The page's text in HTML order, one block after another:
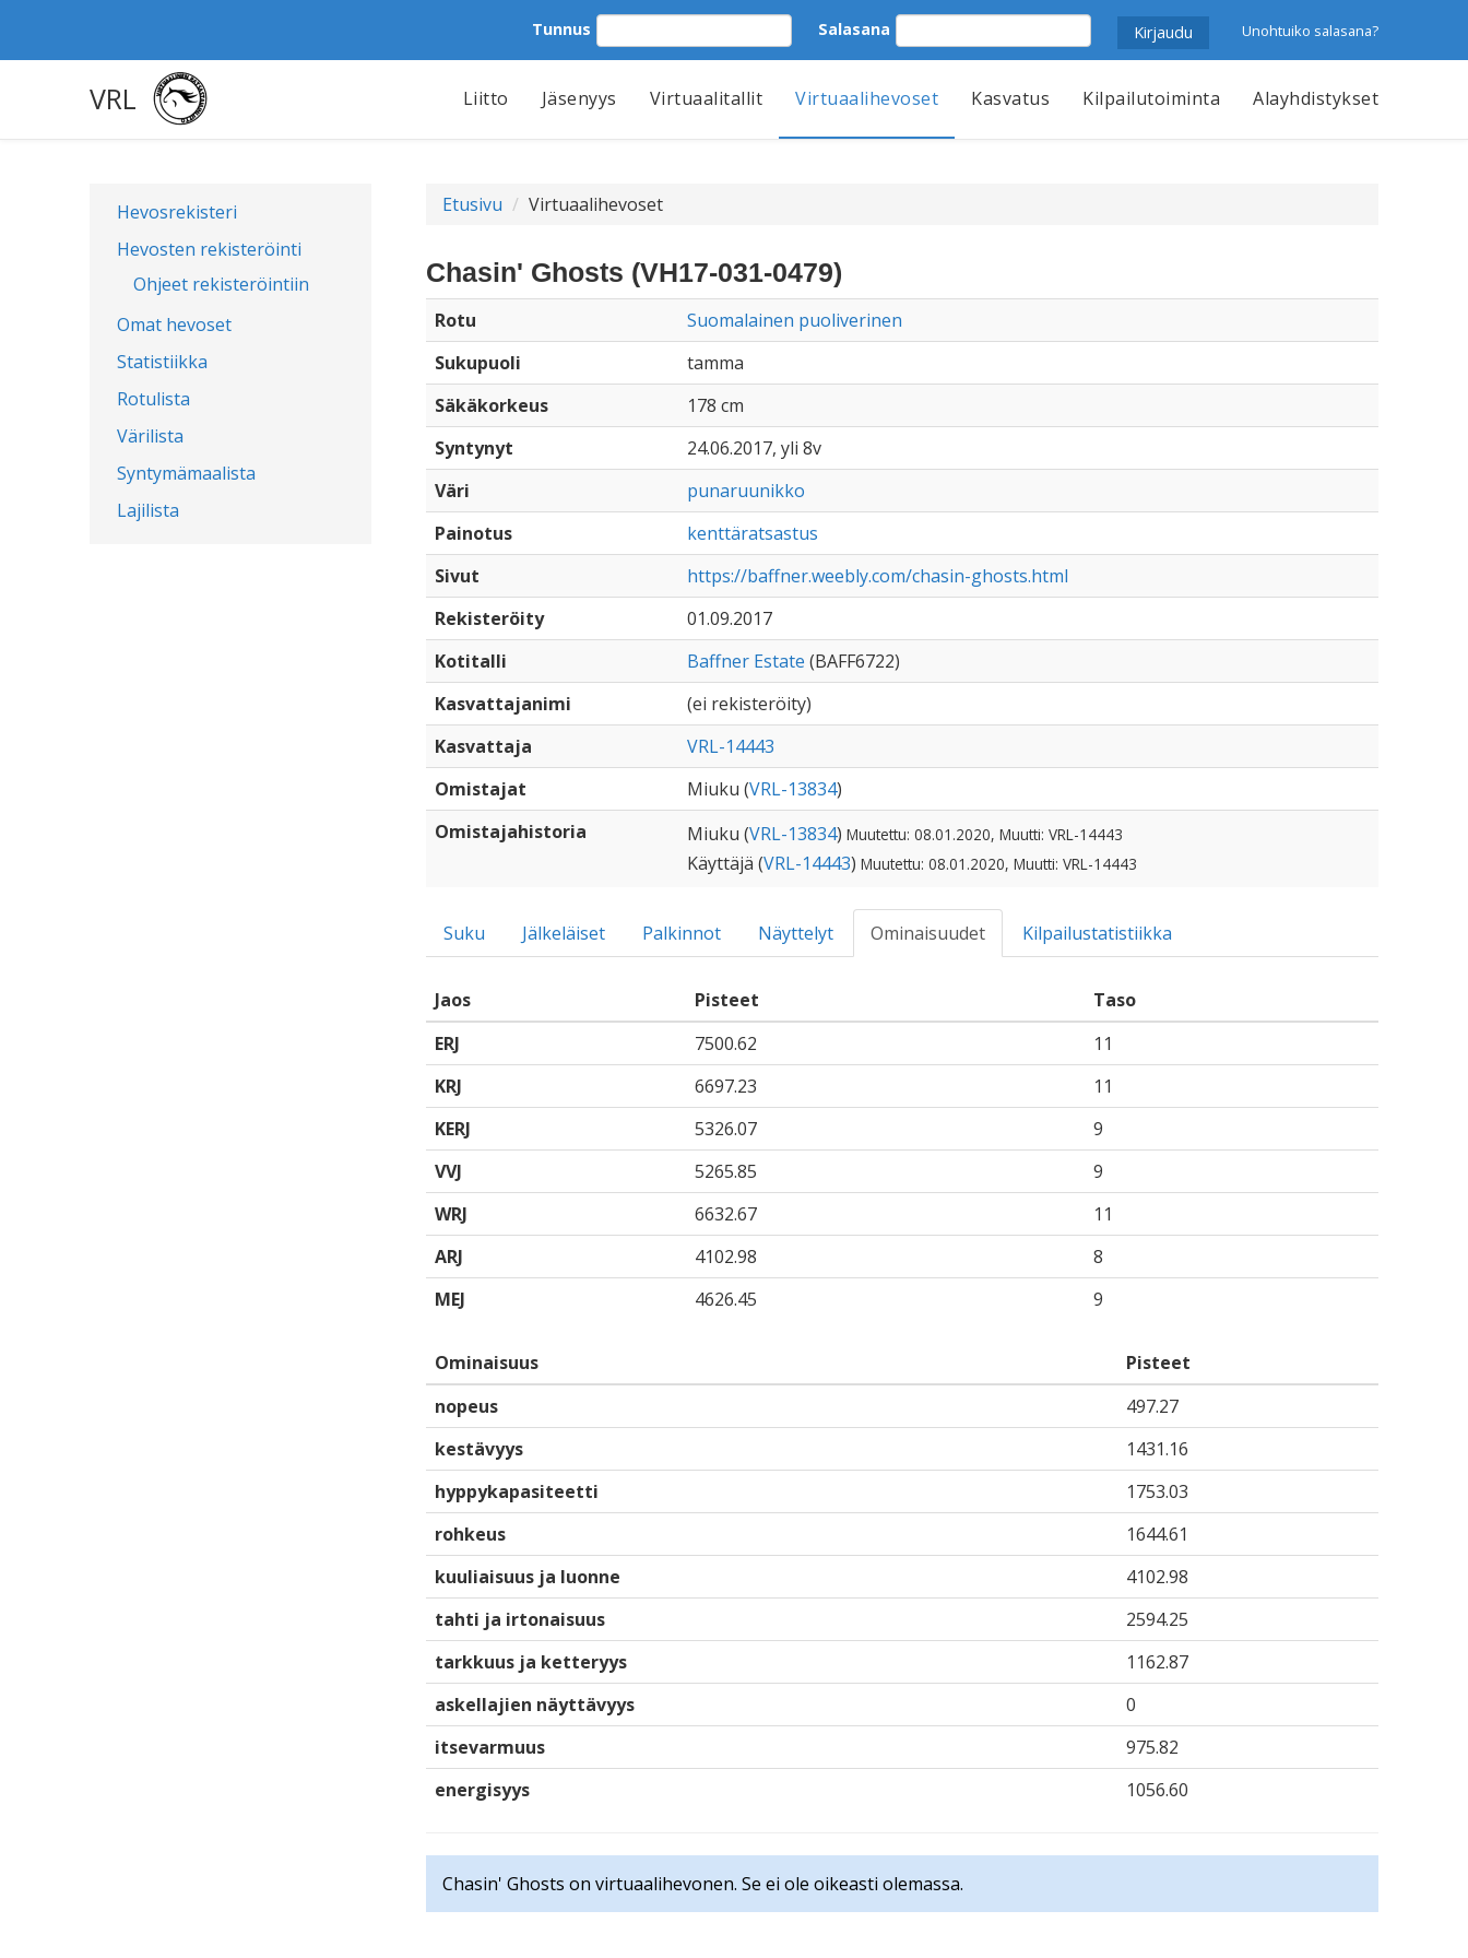
Tunnus Salasana Unohtuiko salasana?
VRL Liitto Jäsenyys Virtuaalitallit Virtuaalihevoset Kasvatus Kilpailutoiminta Alayhdistykset
Hevosrekisteri
Hevosten rekisteröinti
Ohjeet rekisteröintiin
Omat hevoset
Statistiikka
Rotulista
Värilista
Syntymämaalista
Lajilista
Etusivu Virtuaalihevoset
Chasin' Ghosts (VH17-031-0479)
Rotu
Suomalainen puoliverinen
Sukupuoli
tamma
Säkäkorkeus
178 cm
Syntynyt
24.06.2017, yli 8v
Väri
punaruunikko
Painotus
kenttäratsastus
Sivut
https://baffner.weebly.com/chasin-ghosts.html
Rekisteröity
01.09.2017
Kotitalli
Baffner Estate (BAFF6722)
Kasvattajanimi
(ei rekisteröity)
Kasvattaja
VRL-14443
Omistajat
Miuku (VRL-13834)
Omistajahistoria
Miuku (VRL-13834) Muutettu: 08.01.2020, Muutti: VRL-14443
Käyttäjä (VRL-14443) Muutettu: 08.01.2020, Muutti: VRL-14443
Suku Jälkeläiset Palkinnot Näyttelyt Ominaisuudet Kilpailustatistiikka
Jaos Pisteet
Taso
ERJ
7500.62
11
KRJ
6697.23
11
KERJ
5326.07
9
VVJ
5265.85
9
WRJ
6632.67
11
ARJ
4102.98
8
MEJ
4626.45 9
Ominaisuus
Pisteet
nopeus
497.27
kestävyys
1431.16
hyppykapasiteetti
1753.03
rohkeus
1644.61
kuuliaisuus ja luonne
4102.98
tahti ja irtonaisuus
2594.25
tarkkuus ja ketteryys
1162.87
askellajien näyttävyys
0
itsevarmuus
975.82
energisyys
1056.60
Chasin' Ghosts on virtuaalihevonen. Se ei ole oikeasti olemassa.